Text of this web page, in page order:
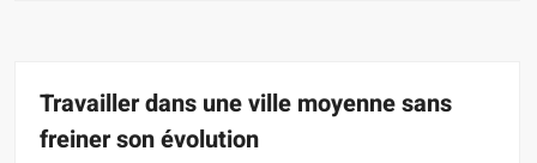
Travailler dans une ville moyenne sans
freiner son évolution